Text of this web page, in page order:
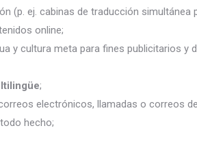
(p. ej. cabinas de traducción
online;
y cultura meta para fines publicitarios y
;
electrónicos, llamadas o correos
hecho;